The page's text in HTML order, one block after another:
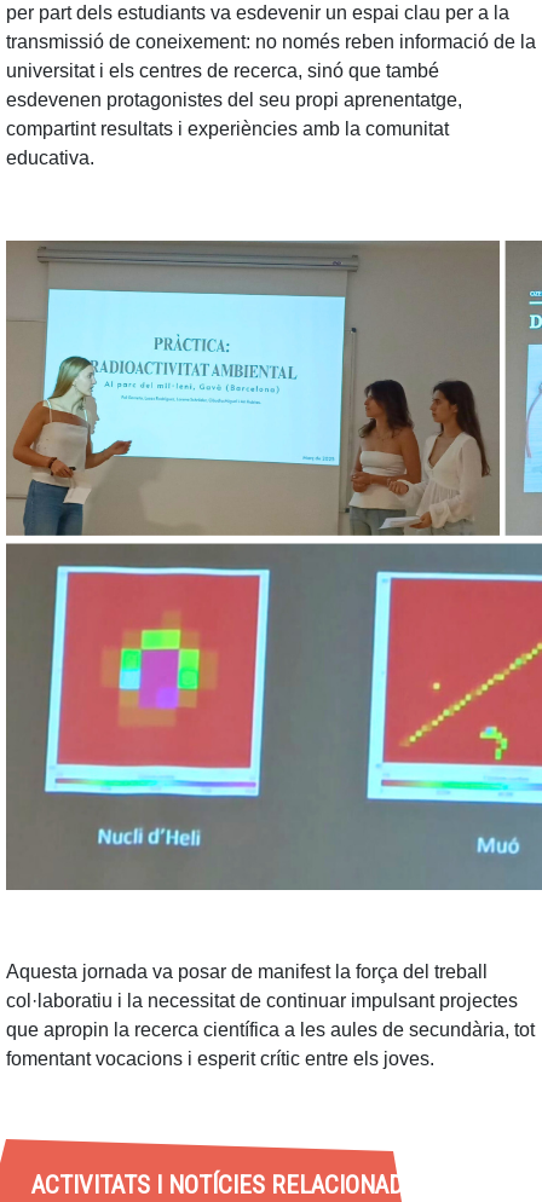
per part dels estudiants va esdevenir un espai clau per a la
transmissió de coneixement: no només reben informació de la
universitat i els centres de recerca, sinó que també
esdevenen protagonistes del seu propi aprenentatge,
compartint resultats i experiències amb la comunitat
educativa.
Aquesta jornada va posar de manifest la força del treball
col·laboratiu i la necessitat de continuar impulsant projectes
que apropin la recerca científica a les aules de secundària, tot
fomentant vocacions i esperit crític entre els joves.
ACTIVITATS I NOTÍCIES RELACIONADES